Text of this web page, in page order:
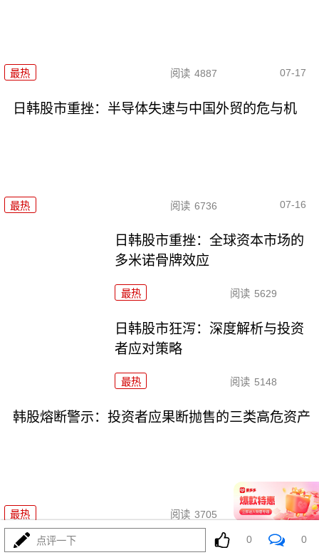
最热 阅读 4887 07-17
日韩股市重挫：半导体失速与中国外贸的危与机
最热 阅读 6736 07-16
日韩股市重挫：全球资本市场的
多米诺骨牌效应
最热 阅读 5629
日韩股市狂泻：深度解析与投资
者应对策略
最热 阅读 5148
韩股熔断警示：投资者应果断抛售的三类高危资产
最热 阅读 3705 07-16
日韩股市开盘双双重挫，多重利
点评一下 0 0